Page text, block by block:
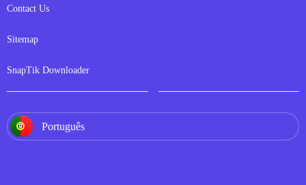
Contact Us
Sitemap
SnapTik Downloader
Português